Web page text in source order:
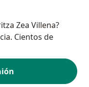
Zea Villena?
Cientos de